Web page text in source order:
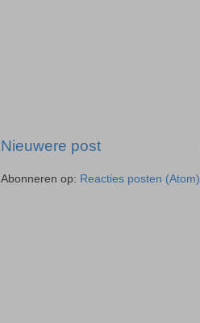
Nieuwere post
Abonneren op: Reacties posten (Atom)